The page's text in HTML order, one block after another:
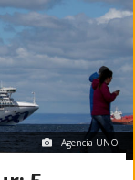
Agencia UNO